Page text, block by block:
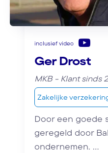
inclusief video
Ger Drost
MKB - Klant sinds
Zakelijke
Door een goede
geregeld door
ondernemen. ...